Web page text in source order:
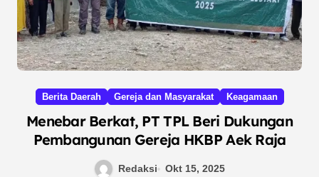
Berita Daerah Gereja dan Masyarakat Keagamaan
Menebar Berkat, PT TPL Beri Dukungan
Pembangunan Gereja HKBP Aek Raja
Redaksi Okt 15, 2025